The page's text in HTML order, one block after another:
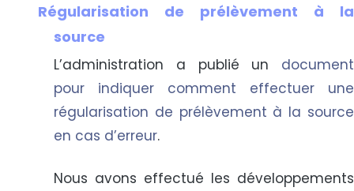
Régularisation de prélèvement à la
source
L’administration a publié un document
pour indiquer comment effectuer une
régularisation de prélèvement à la source
en cas d’erreur.
Nous avons effectué les développements